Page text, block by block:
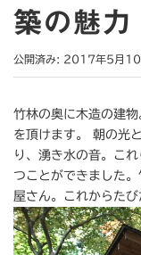
築の魅力
公開済み: 2017年5月10
竹林の奥に木造の建
を頂けます。 朝の光
り、湧き水の音。こ
つことができました
屋さん。これからたび